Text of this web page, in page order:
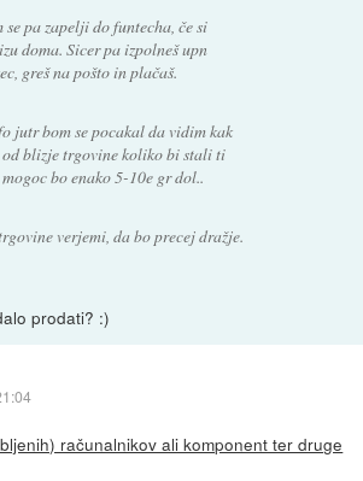
se pa zapelji do funtecha, če si
doma. Sicer pa izpolneš upn
greš na pošto in plačaš.
jutr bom se pocakal da vidim kak
od blizje trgovine koliko bi stali ti
bo enako 5-10e gr dol..
verjemi, da bo precej dražje.
prodati? :)
računalnikov ali komponent ter druge